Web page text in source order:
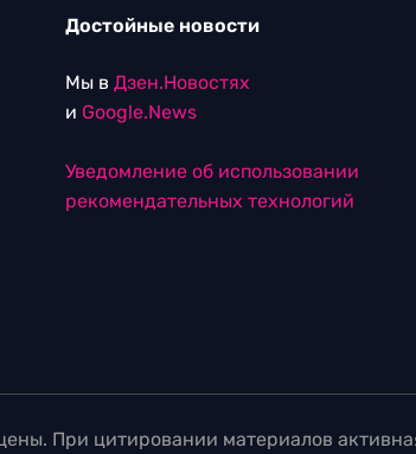
Достойные новости
Мы в Дзен.Новостях
и Google.News
Уведомление об использовании
рекомендательных технологий
При цитировании материалов